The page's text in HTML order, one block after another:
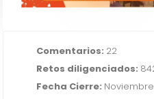
Comentarios: 22
Retos diligenciados:
Fecha Cierre: Noviembre